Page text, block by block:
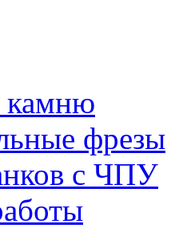
камню
фрезы
с ЧПУ